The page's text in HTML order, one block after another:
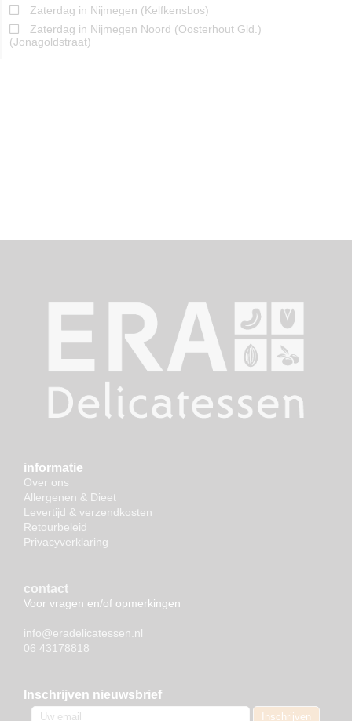
Zaterdag in Nijmegen (Kelfkensbos)
Zaterdag in Nijmegen Noord (Oosterhout Gld.)
(Jonagoldstraat)
informatie
Over ons
Allergenen & Dieet
Levertijd & verzendkosten
Retourbeleid
Privacyverklaring
contact
Voor vragen en/of opmerkingen
info@eradelicatessen.nl
06 43178818
Inschrijven nieuwsbrief